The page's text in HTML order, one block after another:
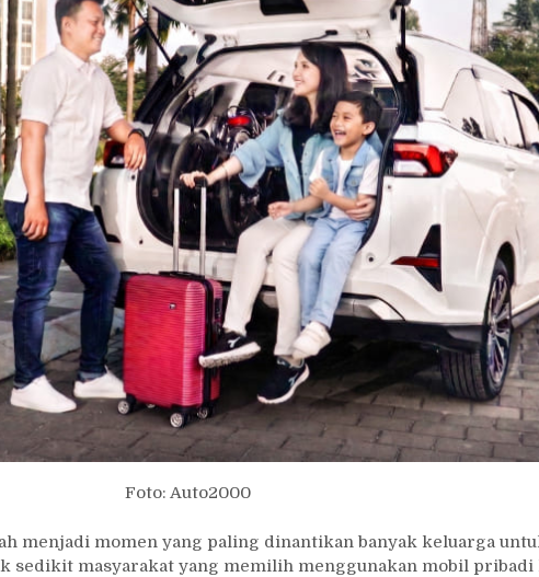
Oli
Mesin
agar
Performa
Mobil
Tetap
Optimal
Foto: Auto2000
menjadi momen yang paling dinantikan banyak keluarga
sedikit masyarakat yang memilih menggunakan mobil pribadi